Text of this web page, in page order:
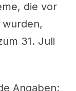
die vor
31. Juli
Angaben: